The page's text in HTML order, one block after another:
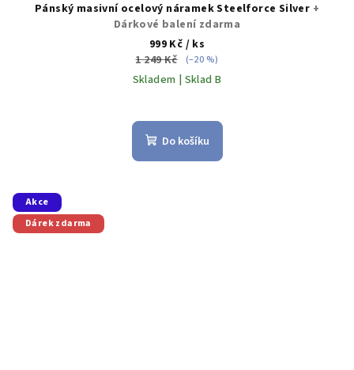
Pánský masivní ocelový náramek Steelforce Silver +
Dárkové balení zdarma
999 Kč / ks
1 249 Kč
(–20 %)
Skladem | Sklad B
Do košíku
Akce
Dárek zdarma